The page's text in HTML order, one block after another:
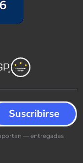
— entregadas